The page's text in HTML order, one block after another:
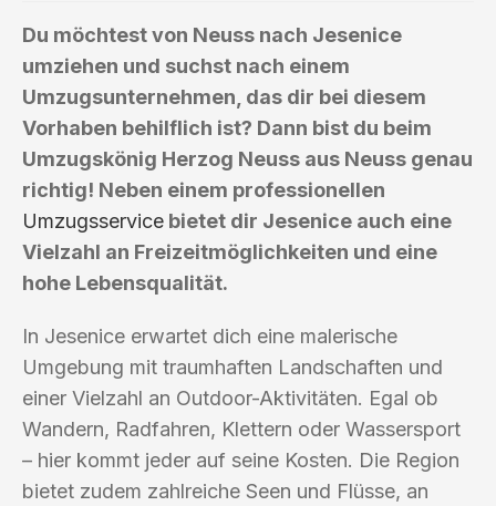
Du möchtest von Neuss nach Jesenice
umziehen und suchst nach einem
Umzugsunternehmen, das dir bei diesem
Vorhaben behilflich ist? Dann bist du beim
Umzugskönig Herzog Neuss aus Neuss genau
richtig! Neben einem professionellen
Umzugsservice bietet dir Jesenice auch eine
Vielzahl an Freizeitmöglichkeiten und eine
hohe Lebensqualität.
In Jesenice erwartet dich eine malerische
Umgebung mit traumhaften Landschaften und
einer Vielzahl an Outdoor-Aktivitäten. Egal ob
Wandern, Radfahren, Klettern oder Wassersport
– hier kommt jeder auf seine Kosten. Die Region
bietet zudem zahlreiche Seen und Flüsse, an